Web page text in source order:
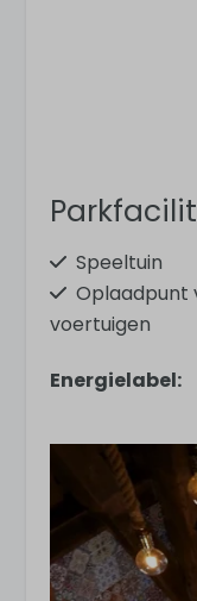
Speeltuin
Oplaadpunt
voertuigen
Veiligheid
Energielabel: